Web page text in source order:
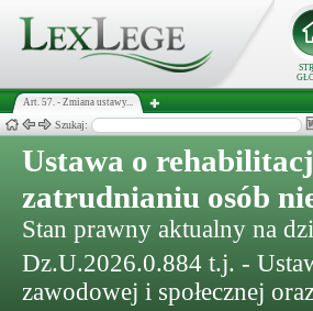
Art. 57. - Zmiana ustawy...
Szukaj:
Ustawa o
zatrudnianiu osób
Stan prawny aktualny na
Dz.U.2026.0.884 t.j. -
zawodowej i społecznej